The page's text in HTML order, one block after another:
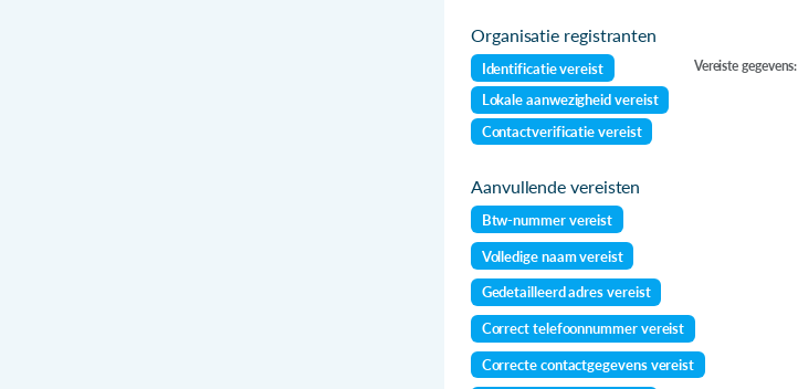
Organisatie registranten
Identificatie vereist
Lokale aanwezigheid vereist
Contactverificatie vereist
Vereiste gegevens:
Aanvullende vereisten
Btw-nummer vereist
Volledige naam vereist
Gedetailleerd adres vereist
Correct telefoonnummer vereist
Correcte contactgegevens vereist